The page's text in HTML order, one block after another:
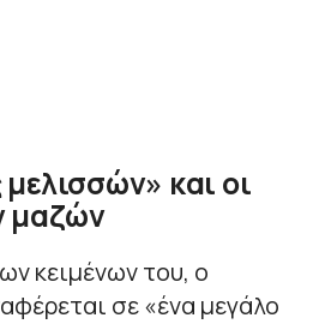
και οι
μαζών
κειμένων του, ο
σε «ένα μεγάλο